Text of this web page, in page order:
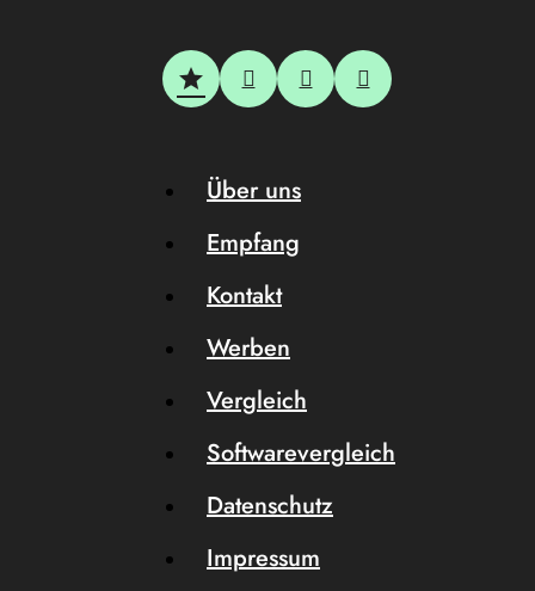
Über uns
Empfang
Kontakt
Werben
Vergleich
Softwarevergleich
Datenschutz
Impressum